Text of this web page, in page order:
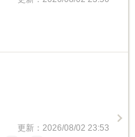
更新：2026/08/02 23:53